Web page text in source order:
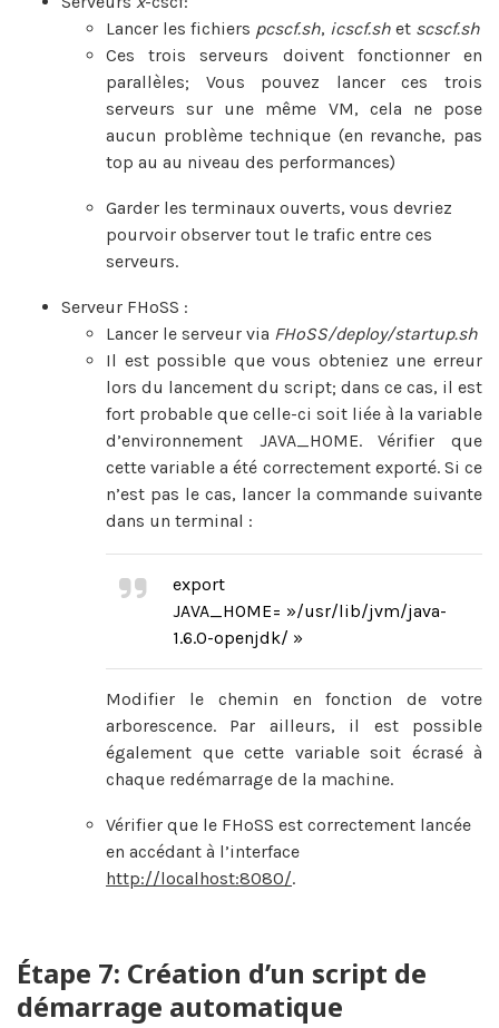
Lancer les fichiers pcscf.sh, icscf.sh et scscf.sh
Ces trois serveurs doivent fonctionner en
parallèles; Vous pouvez lancer ces trois
serveurs sur une même VM, cela ne pose
aucun problème technique (en revanche, pas
top au au niveau des performances)
Garder les terminaux ouverts, vous devriez
pourvoir observer tout le trafic entre ces
serveurs.
Serveur FHoSS :
Lancer le serveur via FHoSS/deploy/startup.sh
Il est possible que vous obteniez une erreur
lors du lancement du script; dans ce cas, il est
fort probable que celle-ci soit liée à la variable
d’environnement JAVA_HOME. Vérifier que
cette variable a été correctement exporté. Si ce
n’est pas le cas, lancer la commande suivante
dans un terminal :
export
JAVA_HOME= »/usr/lib/jvm/java-
1.6.0-openjdk/ »
Modifier le chemin en fonction de votre
arborescence. Par ailleurs, il est possible
également que cette variable soit écrasé à
chaque redémarrage de la machine.
Vérifier que le FHoSS est correctement lancée
en accédant à l’interface
http://localhost:8080/.
Étape 7: Création d’un script de
démarrage automatique